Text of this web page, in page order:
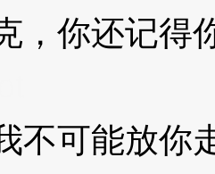
你还记得
能放你走